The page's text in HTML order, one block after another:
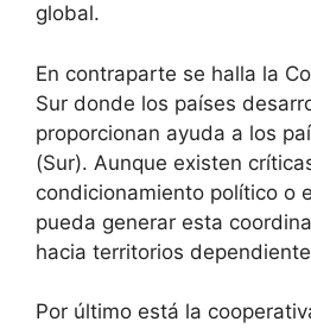
global.
En contraparte se halla la
Sur donde los países
proporcionan ayuda a los
(Sur). Aunque existen
condicionamiento político o
pueda generar esta
hacia territorios
Por último está la